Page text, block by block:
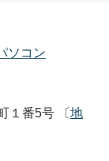
ソコン
１番5号 〔 地